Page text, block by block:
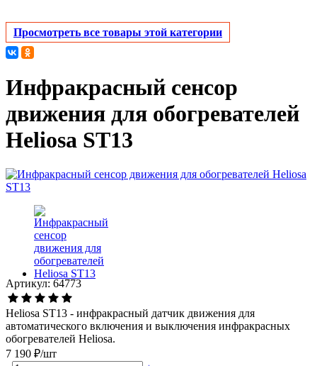
Просмотреть все товары этой категории
Инфракрасный сенсор
движения для обогревателей
Heliosa ST13
Артикул: 64773
Heliosa ST13 - инфракрасный датчик движения для
автоматического включения и выключения инфракрасных
обогревателей Heliosa.
7 190 ₽/шт